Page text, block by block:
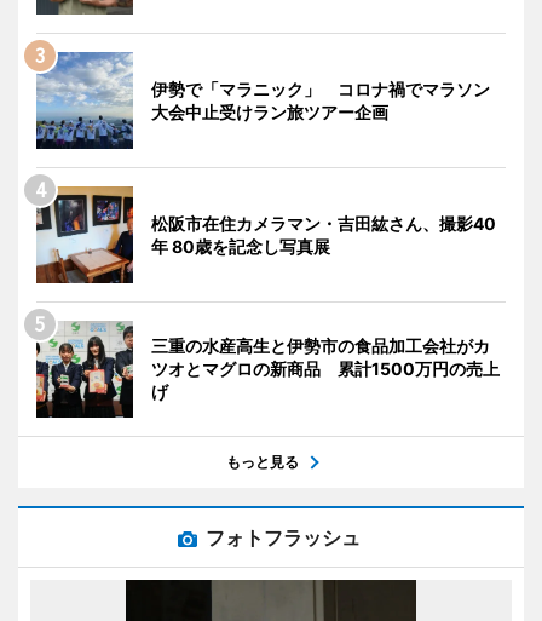
伊勢で「マラニック」 コロナ禍でマラソン
大会中止受けラン旅ツアー企画
松阪市在住カメラマン・吉田紘さん、撮影40
年 80歳を記念し写真展
三重の水産高生と伊勢市の食品加工会社がカ
ツオとマグロの新商品 累計1500万円の売上
げ
もっと見る
フォトフラッシュ